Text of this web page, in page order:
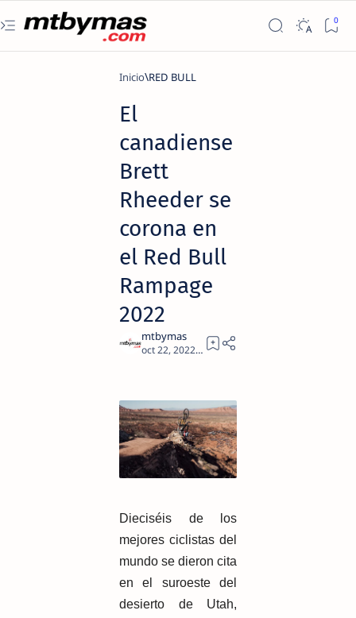
Inicio RED BULL
El
canadiense
Brett
Rheeder se
corona en
el Red Bull
Rampage
2022
4
Dieciséis de los
mejores ciclistas del
mundo se dieron cita
en el suroeste del
desierto de Utah,